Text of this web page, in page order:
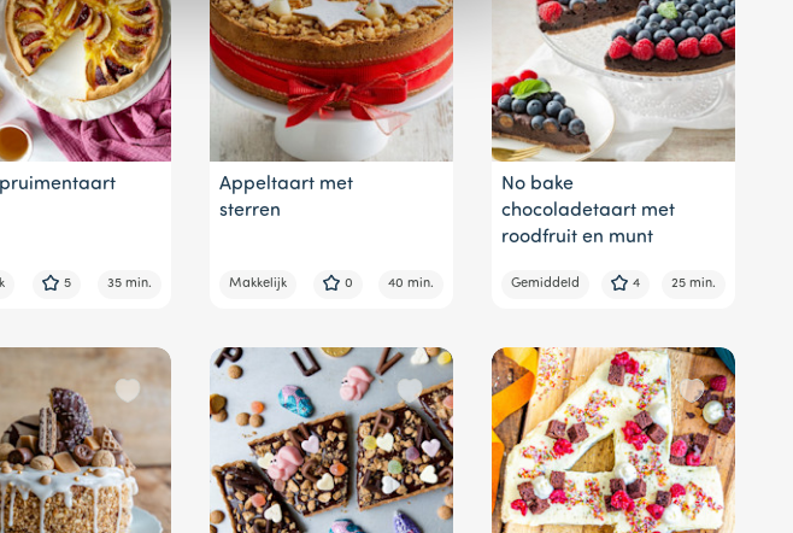
5 35 min.
Appeltaart met
sterren
Makkelijk 0 40 min.
No bake
chocoladetaart met
roodfruit en munt
Gemiddeld 4 25 min.